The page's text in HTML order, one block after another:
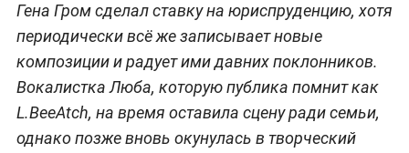
Гена Гром сделал ставку на юриспруденцию, хотя
периодически всё же записывает новые
композиции и радует ими давних поклонников.
Вокалистка Люба, которую публика помнит как
L.BeeAtch, на время оставила сцену ради семьи,
однако позже вновь окунулась в творческий